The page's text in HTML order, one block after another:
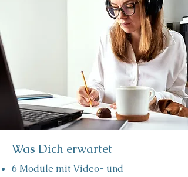
Was Dich erwartet
6 Module mit Video- und